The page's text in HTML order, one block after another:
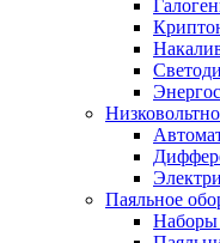
Паяльное
Наборы